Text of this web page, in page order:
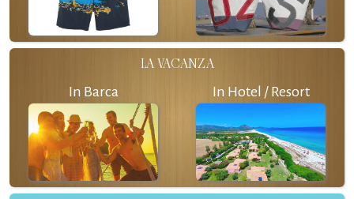
LA VACANZA
In Barca In Hotel / Resort